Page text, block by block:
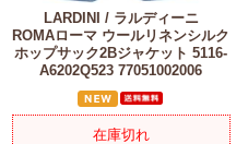
LARDINI / ラルディーニ
ROMAローマ ウールリネンシルク
ホップサック2Bジャケット 5116-
A6202Q523 77051002006
在庫切れ